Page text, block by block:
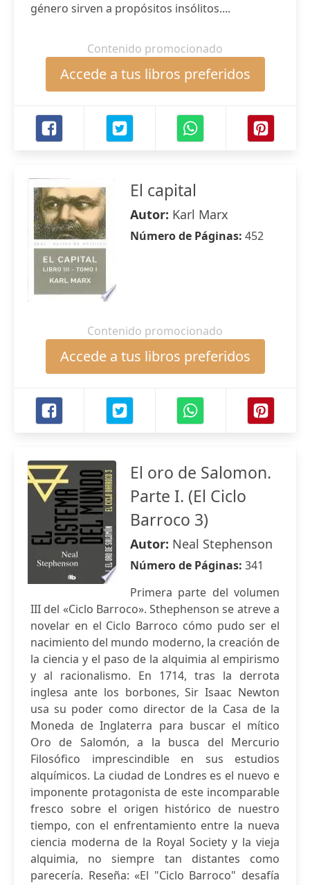
género sirven a propósitos insólitos....
Contenido promocionado
Accede a tus libros preferidos
El capital
Autor: Karl Marx
Número de Páginas: 452
Contenido promocionado
Accede a tus libros preferidos
El oro de Salomon.
Parte I. (El Ciclo
Barroco 3)
Autor: Neal Stephenson
Número de Páginas: 341
Primera parte del volumen
III del «Ciclo Barroco». Sthephenson se atreve a
novelar en el Ciclo Barroco cómo pudo ser el
nacimiento del mundo moderno, la creación de
la ciencia y el paso de la alquimia al empirismo
y al racionalismo. En 1714, tras la derrota
inglesa ante los borbones, Sir Isaac Newton
usa su poder como director de la Casa de la
Moneda de Inglaterra para buscar el mítico
Oro de Salomón, a la busca del Mercurio
Filosófico imprescindible en sus estudios
alquímicos. La ciudad de Londres es el nuevo e
imponente protagonista de este incomparable
fresco sobre el origen histórico de nuestro
tiempo, con el enfrentamiento entre la nueva
ciencia moderna de la Royal Society y la vieja
alquimia, no siempre tan distantes como
parecería. Reseña: «El "Ciclo Barroco" desafía